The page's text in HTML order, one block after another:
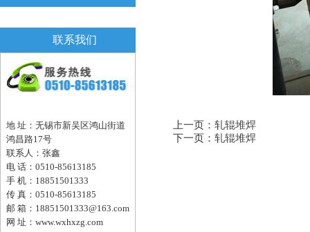
联系我们
地 址：无锡市新吴区鸿山街道
鸿昌路17号
联系人：张鑫
电 话：0510-85613185
手 机：18851501333
传 真：0510-85613185
邮 箱：18851501333@163.com
网 址：www.wxhxzg.com
上一页： 轧辊堆焊
下一页： 轧辊堆焊